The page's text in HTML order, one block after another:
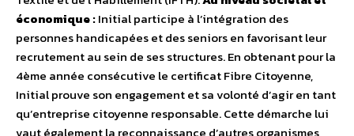
économique :Initial participe à l’intégration des
personnes handicapées et des seniors en favorisant leur
recrutement au sein de ses structures. En obtenant pour la
4ème année consécutive le certificat Fibre Citoyenne,
Initial prouve son engagement et sa volonté d’agir en tant
qu’entreprise citoyenne responsable. Cette démarche lui
vaut également la reconnaissance d’autres organismes